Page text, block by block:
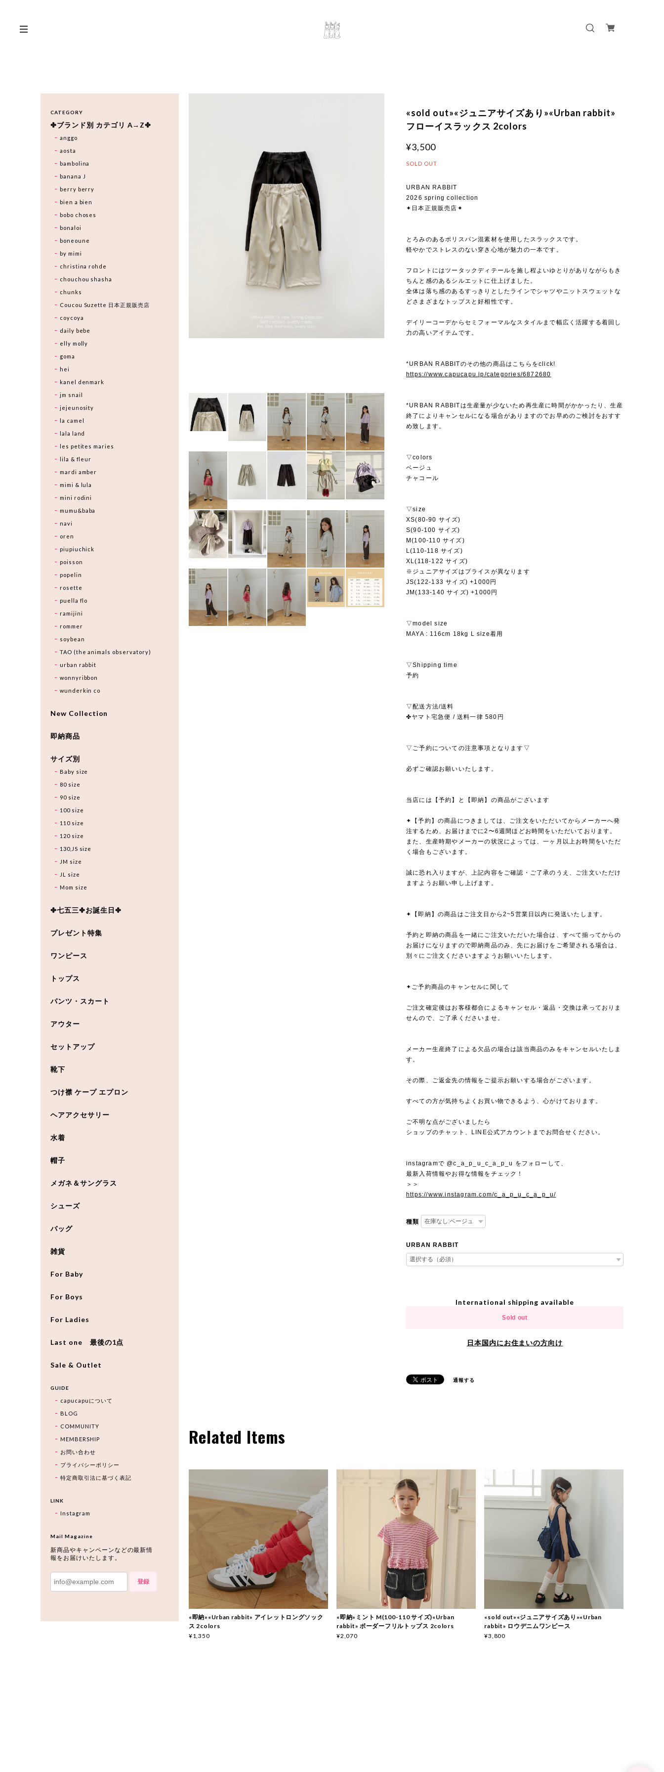
«sold out»«ジュニアサイズあり»«Urban rabbit»
フローイスラックス 2colors
¥3,500
SOLD OUT
URBAN RABBIT
2026 spring collection
✦日本正規販売店✦
とろみのあるポリスパン混素材を使用したスラックスです。
軽やかでストレスのない穿き心地が魅力の一本です。
フロントにはツータックディテールを施し程よいゆとりがありながらもき
ちんと感のあるシルエットに仕上げました。
全体は落ち感のあるすっきりとしたラインでシャツやニットスウェットな
どさまざまなトップスと好相性です。
デイリーコーデからセミフォーマルなスタイルまで幅広く活躍する着回し
力の高いアイテムです。
*URBAN RABBITのその他の商品はこちらをclick!
https://www.capucapu.jp/categories/6872680
*URBAN RABBITは生産量が少ないため再生産に時間がかかったり、生産
終了によりキャンセルになる場合がありますのでお早めのご検討をおすす
め致します。
▽colors
ベージュ
チャコール
▽size
XS(80-90 サイズ)
S(90-100 サイズ)
M(100-110 サイズ)
L(110-118 サイズ)
XL(118-122 サイズ)
※ジュニアサイズはプライスが異なります
JS(122-133 サイズ) +1000円
JM(133-140 サイズ) +1000円
▽model size
MAYA : 116cm 18kg L size着用
▽Shipping time
予約
▽配送方法/送料
✤ヤマト宅急便 / 送料一律 580円
▽ご予約についての注意事項となります▽
必ずご確認お願いいたします。
当店には【予約】と【即納】の商品がございます
✦【予約】の商品につきましては、ご注文をいただいてからメーカーへ発
注するため、お届けまでに2〜6週間ほどお時間をいただいております。
また、生産時期やメーカーの状況によっては、一ヶ月以上お時間をいただ
く場合もございます。
誠に恐れ入りますが、上記内容をご確認・ご了承のうえ、ご注文いただけ
ますようお願い申し上げます。
✦【即納】の商品はご注文日から2~5営業日以内に発送いたします。
予約と即納の商品を一緒にご注文いただいた場合は、すべて揃ってからの
お届けになりますので即納商品のみ、先にお届けをご希望される場合は、
別々にご注文くださいますようお願いいたします。
✦ご予約商品のキャンセルに関して
ご注文確定後はお客様都合によるキャンセル・返品・交換は承っておりま
せんので、ご了承くださいませ。
メーカー生産終了による欠品の場合は該当商品のみをキャンセルいたしま
す。
その際、ご返金先の情報をご提示お願いする場合がございます。
すべての方が気持ちよくお買い物できるよう、心がけております。
ご不明な点がございましたら
ショップのチャット、LINE公式アカウントまでお問合せください。
instagramで @c_a_p_u_c_a_p_u をフォローして、
最新入荷情報やお得な情報をチェック！
＞＞
https://www.instagram.com/c_a_p_u_c_a_p_u/
種類
URBAN RABBIT
International shipping available
Sold out
日本国内にお住まいの方向け
通報する
Related Items
«即納»«Urban rabbit» アイレットロングソック
ス 2colors
¥1,350
«即納»ミント M(100-110 サイズ)«Urban
rabbit» ボーダーフリルトップス 2colors
¥2,070
«sold out»«ジュニアサイズあり»«Urban
rabbit» ロウデニムワンピース
¥3,800
CATEGORY
✤ブランド別 カテゴリ A→Z✤
anggo
aosta
bambolina
banana J
berry berry
bien a bien
bobo choses
bonaloi
boneoune
by mimi
christina rohde
chouchou shasha
chunks
Coucou Suzette 日本正規販売店
coycoya
daily bebe
elly molly
goma
hei
kanel denmark
jm snail
jejeunosity
la camel
lala land
les petites maries
lila & fleur
mardi amber
mimi & lula
mini rodini
mumu&baba
navi
oren
piupiuchick
poisson
popelin
rosette
puella flo
ramijini
rommer
soybean
TAO (the animals observatory)
urban rabbit
wonnyribbon
wunderkin co
New Collection
即納商品
サイズ別
Baby size
80 size
90 size
100 size
110 size
120 size
130,JS size
JM size
JL size
Mom size
✤七五三✤お誕生日✤
プレゼント特集
ワンピース
トップス
パンツ・スカート
アウター
セットアップ
靴下
つけ襟 ケープ エプロン
ヘアアクセサリー
水着
帽子
メガネ＆サングラス
シューズ
バッグ
雑貨
For Baby
For Boys
For Ladies
Last one 最後の1点
Sale & Outlet
GUIDE
capucapuについて
BLOG
COMMUNITY
MEMBERSHIP
お問い合わせ
プライバシーポリシー
特定商取引法に基づく表記
LINK
Instagram
Mail Magazine
新商品やキャンペーンなどの最新情
報をお届けいたします。
登録